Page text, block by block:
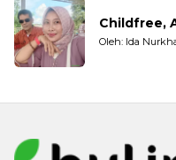
Childfree,
Oleh: Ida